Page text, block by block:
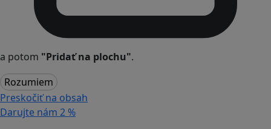
a potom "Pridať na plochu".
Rozumiem
Preskočiť na obsah
Darujte nám 2 %